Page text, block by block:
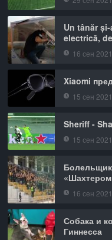
Un tânăr
electrică,
16 сен 2021
Xiaomi
15 сен 2021
Sheriff -
15 сен 2021
16 сен 2021
Собака и
Гиннесса